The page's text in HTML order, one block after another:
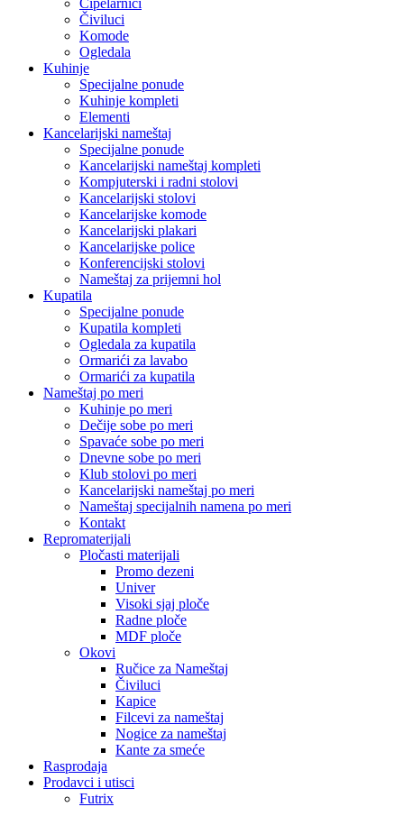
Cipelarnici
Čiviluci
Komode
Ogledala
Kuhinje
Specijalne ponude
Kuhinje kompleti
Elementi
Kancelarijski nameštaj
Specijalne ponude
Kancelarijski nameštaj kompleti
Kompjuterski i radni stolovi
Kancelarijski stolovi
Kancelarijske komode
Kancelarijski plakari
Kancelarijske police
Konferencijski stolovi
Nameštaj za prijemni hol
Kupatila
Specijalne ponude
Kupatila kompleti
Ogledala za kupatila
Ormarići za lavabo
Ormarići za kupatila
Nameštaj po meri
Kuhinje po meri
Dečije sobe po meri
Spavaće sobe po meri
Dnevne sobe po meri
Klub stolovi po meri
Kancelarijski nameštaj po meri
Nameštaj specijalnih namena po meri
Kontakt
Repromaterijali
Pločasti materijali
Promo dezeni
Univer
Visoki sjaj ploče
Radne ploče
MDF ploče
Okovi
Ručice za Nameštaj
Čiviluci
Kapice
Filcevi za nameštaj
Nogice za nameštaj
Kante za smeće
Rasprodaja
Prodavci i utisci
Futrix